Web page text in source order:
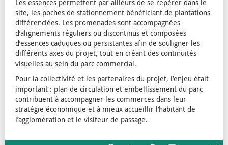
Les essences permettent par ailleurs de se repérer dans le
site, les poches de stationnement bénéficiant de plantations
différenciées. Les promenades sont accompagnées
d’alignements réguliers ou discontinus et composées
d’essences caduques ou persistantes afin de souligner les
différents axes du projet, tout en créant des continuités
visuelles au sein du parc commercial.
Pour la collectivité et les partenaires du projet, l’enjeu était
important : plan de circulation et embellissement du parc
contribuent à accompagner les commerces dans leur
stratégie économique et à mieux accueillir l’habitant de
l’agglomération et le visiteur de passage.